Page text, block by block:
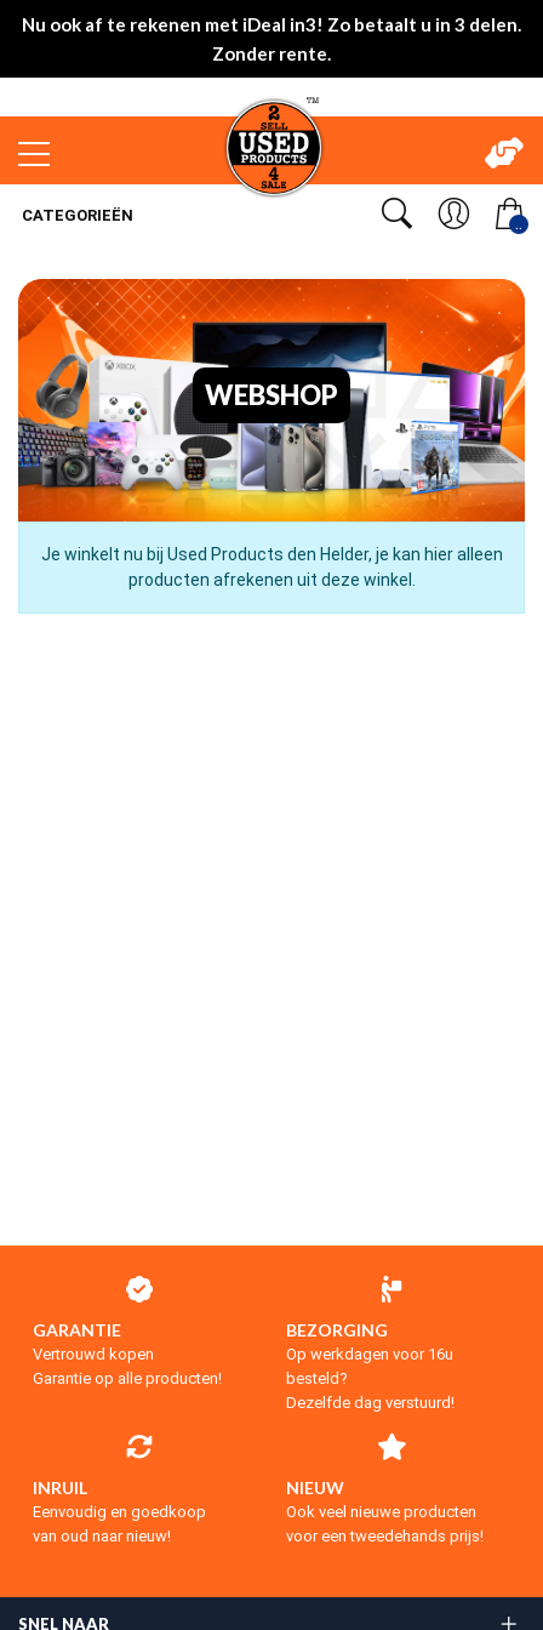
Nu ook af te rekenen met iDeal in3! Zo betaalt u in 3 delen.
Zonder rente.
..
CATEGORIEËN
WEBSHOP
Je winkelt nu bij Used Products den Helder, je kan hier alleen
producten afrekenen uit deze winkel.
GARANTIE
Vertrouwd kopen
Garantie op alle producten!
BEZORGING
Op werkdagen voor 16u
besteld?
Dezelfde dag verstuurd!
INRUIL
Eenvoudig en goedkoop
van oud naar nieuw!
NIEUW
Ook veel nieuwe producten
voor een tweedehands prijs!
SNEL NAAR